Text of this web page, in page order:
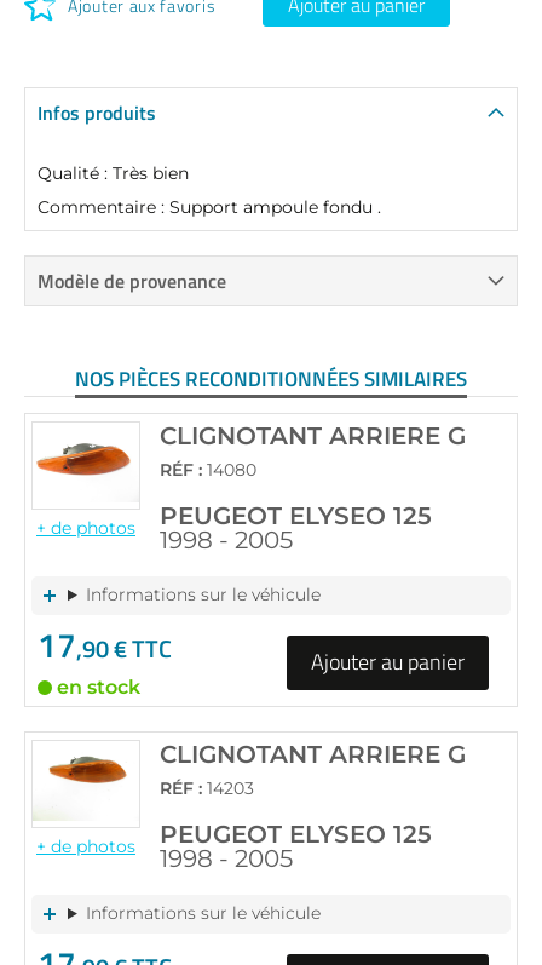
Ajouter aux favoris
Infos produits
Qualité : Très bien
Commentaire : Support ampoule fondu .
Modèle de provenance
NOS PIÈCES RECONDITIONNÉES SIMILAIRES
+ de photos
CLIGNOTANT ARRIERE G
RÉF : 14080
PEUGEOT ELYSEO 125
1998 - 2005
Informations sur le véhicule
17,90 € TTC
en stock
Ajouter au panier
+ de photos
CLIGNOTANT ARRIERE G
RÉF : 14203
PEUGEOT ELYSEO 125
1998 - 2005
Informations sur le véhicule